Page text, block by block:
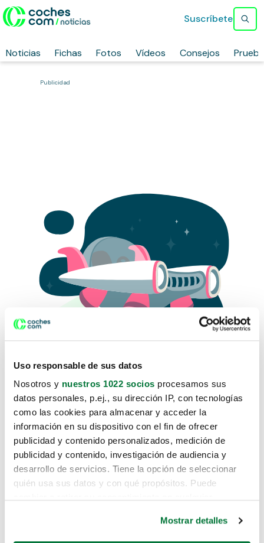
Uso responsable de sus datos
Nosotros y nuestros 1022 socios procesamos sus
datos personales, p.ej., su dirección IP, con tecnologías
como las cookies para almacenar y acceder la
información en su dispositivo con el fin de ofrecer
publicidad y contenido personalizados, medición de
publicidad y contenido, investigación de audiencia y
desarrollo de servicios. Tiene la opción de seleccionar
quién usa sus datos y con qué propósitos. Puede
Mostrar detalles
Noticias Fichas Fotos Vídeos Consejos
Suscríbete
Publicidad
Lo sentimos, no sabemos como
te hemos traido hasta aquí.
Pero puedes encontrar el coche que estás
buscando en alguno de estos enlaces: